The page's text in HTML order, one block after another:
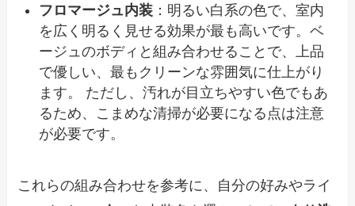
フロマージュ内装 ：明るい白系の色で、室内
を広く明るく見せる効果が最も高いです。ベ
ージュのボディと組み合わせることで、上品
で優しい、最もクリーンな雰囲気に仕上がり
ます。 ただし、汚れが目立ちやすい色でもあ
るため、こまめな清掃が必要になる点は注意
が必要です。
これらの組み合わせを参考に、自分の好みやライ